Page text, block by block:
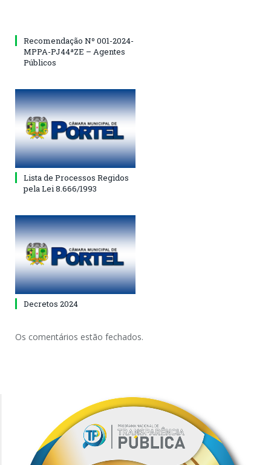
Recomendação Nº 001-2024-
MPPA-PJ44ªZE – Agentes
Públicos
Lista de Processos Regidos
pela Lei 8.666/1993
Decretos 2024
Os comentários estão fechados.